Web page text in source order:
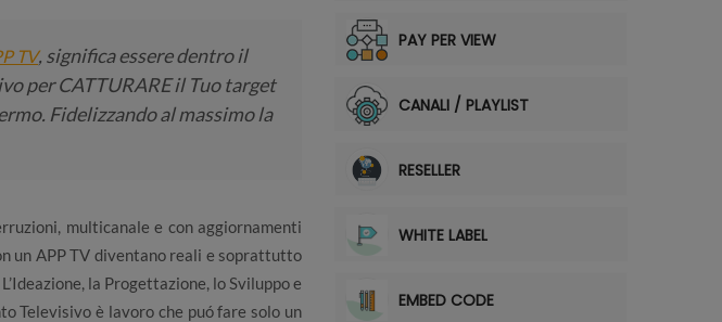
TV, significa essere dentro il
per CATTURARE il Tuo target
Fidelizzando al massimo la
multicanale e con aggiornamenti
un APP TV diventano reali e soprattutto
L’Ideazione, la Progettazione, lo Sviluppo e
Televisivo è lavoro che puó fare solo un
PAY PER VIEW
CANALI / PLAYLIST
RESELLER
WHITE LABEL
EMBED CODE